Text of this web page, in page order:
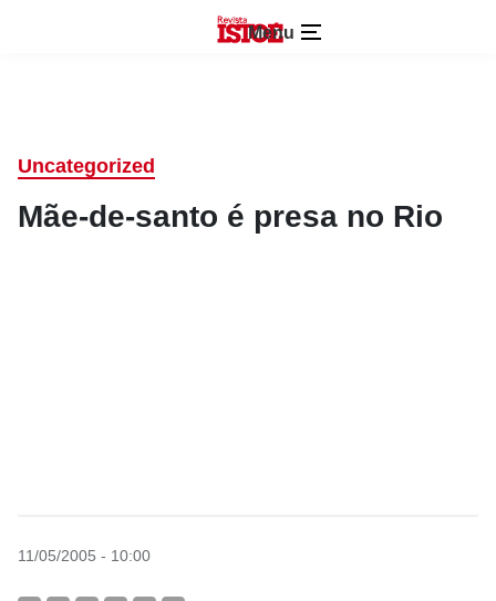
Menu
Uncategorized
Mãe-de-santo é presa no Rio
11/05/2005 - 10:00